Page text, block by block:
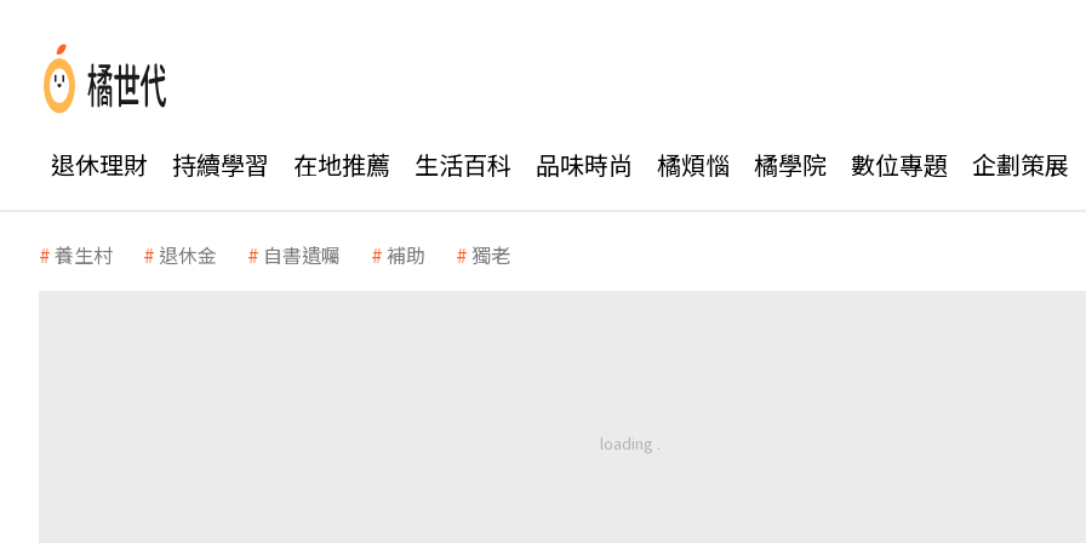
退休理財 持續學習 在地推薦 生活百科 品味時尚 橘煩惱 橘學院 數位專題 企劃策展
養生村 退休金 自書遺囑 補助 獨老